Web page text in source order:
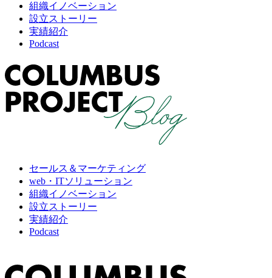
組織イノベーション
設立ストーリー
実績紹介
Podcast
セールス＆マーケティング
web・ITソリューション
組織イノベーション
設立ストーリー
実績紹介
Podcast